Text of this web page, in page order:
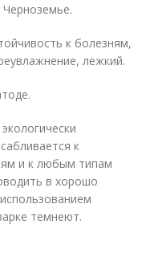
к болезням,
лежкий.
к
и к любым типам
в хорошо
темнеют.